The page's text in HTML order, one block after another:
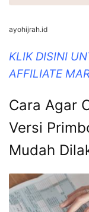
ayohijrah.id
KLIK DISINI
AFFILIATE
Cara Agar
Versi
Mudah